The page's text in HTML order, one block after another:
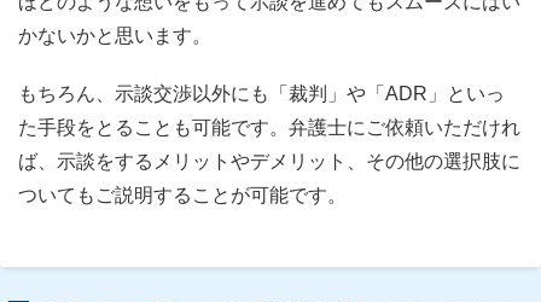
かないかと思います。
もちろん、示談交渉以外にも「裁判」や「ADR」といっ
た手段をとることも可能です。弁護士にご依頼いただけれ
ば、示談をするメリットやデメリット、その他の選択肢に
ついてもご説明することが可能です。